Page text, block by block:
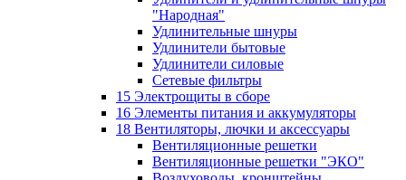
"Народная"
Удлинительные шнуры
Удлинители бытовые
Удлинители силовые
Сетевые фильтры
15 Электрощиты в сборе
16 Элементы питания и аккумуляторы
18 Вентиляторы, лючки и аксессуары
Вентиляционные решетки
Вентиляционные решетки "ЭКО"